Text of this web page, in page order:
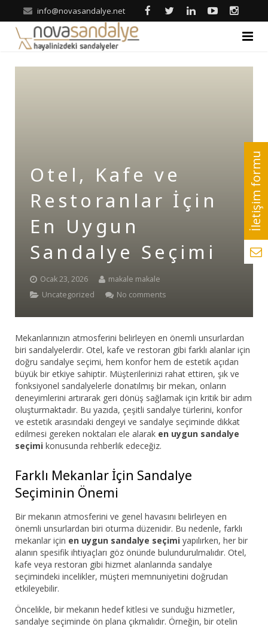
info@novasandalye.net
ANASAYFA
Metal Sandalye
Tonet-Thonet Sandalye
Hilton & Banket Sandalyeler
Klasik Sandalye
Bar Sandalyesi
Plastik Sandalye
Dış Mekan Sandalyeler
Masalar
Nova | Blog
İLETİŞİM
Otel, Kafe ve
Restoranlar İçin
En Uygun
Sandalye Seçimi
Ocak 23, 2026
makale makale
Uncategorized
No comments
Mekanlarınızın atmosferini belirleyen en önemli unsurlardan
biri sandalyelerdir. Otel, kafe ve restoran gibi farklı alanlar için
doğru sandalye seçimi, hem konfor hem de estetik açıdan
büyük bir etkiye sahiptir. Müşterilerinizi rahat ettiren, şık ve
fonksiyonel sandalyelerle donatılmış bir mekan, onların
deneyimlerini artırarak geri dönüş sağlamak için kritik bir adım
oluşturmaktadır. Bu yazıda, çeşitli sandalye türlerini, konfor
ve estetik arasındaki dengeyi ve sandalye seçiminde dikkat
edilmesi gereken noktaları ele alarak en uygun sandalye
seçimi konusunda rehberlik edeceğiz.
Farklı Mekanlar İçin Sandalye
Seçiminin Önemi
Bir mekanın atmosferini ve genel havasını belirleyen en
önemli unsurlardan biri oturma düzenidir. Bu nedenle, farklı
mekanlar için en uygun sandalye seçimi yapılırken, her bir
alanın spesifik ihtiyaçları göz önünde bulundurulmalıdır. Otel,
kafe veya restoran gibi hizmet alanlarında sandalye
seçimindeki incelikler, müşteri memnuniyetini doğrudan
etkileyebilir.
Öncelikle, bir mekanın hedef kitlesi ve sunduğu hizmetler,
sandalye seçiminde ön plana çıkmalıdır. Örneğin, bir otelin